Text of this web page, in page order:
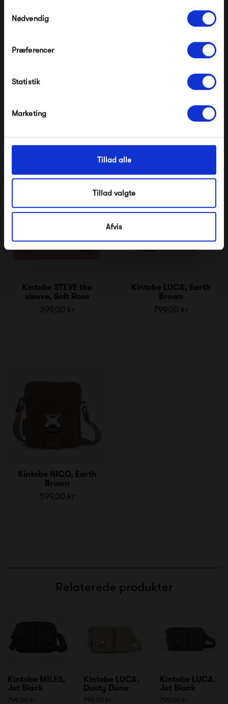
Nødvendig
Præferencer
Statistik
Marketing
Tillad alle
Tillad valgte
Afvis
Weekend Bag
sleeve, Dusty Dune
Kintobe STEVE the
sleeve, Soft Rose
399,00 kr
Kintobe LUCA, Earth
Brown
799,00 kr
Kintobe NICO, Earth
Brown
599,00 kr
Relaterede produkter
Kintobe MILES,
Jet Black
749,00 kr
Kintobe LUCA,
Dusty Dune
799,00 kr
Kintobe LUCA,
Jet Black
799,00 kr
*Ved at tilmelde dig accepterer du at modtage e-